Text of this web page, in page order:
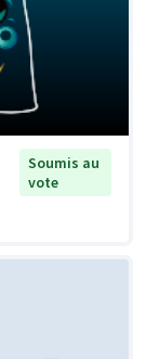
Soumis au
vote